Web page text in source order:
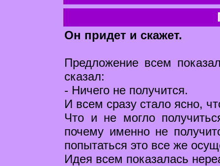
Он придет и скажет.
Предложение всем
сказал:
- Ничего не получится.
И всем сразу стало ясно,
Что и не могло
почему именно не
попытаться это все же
Идея всем показалась